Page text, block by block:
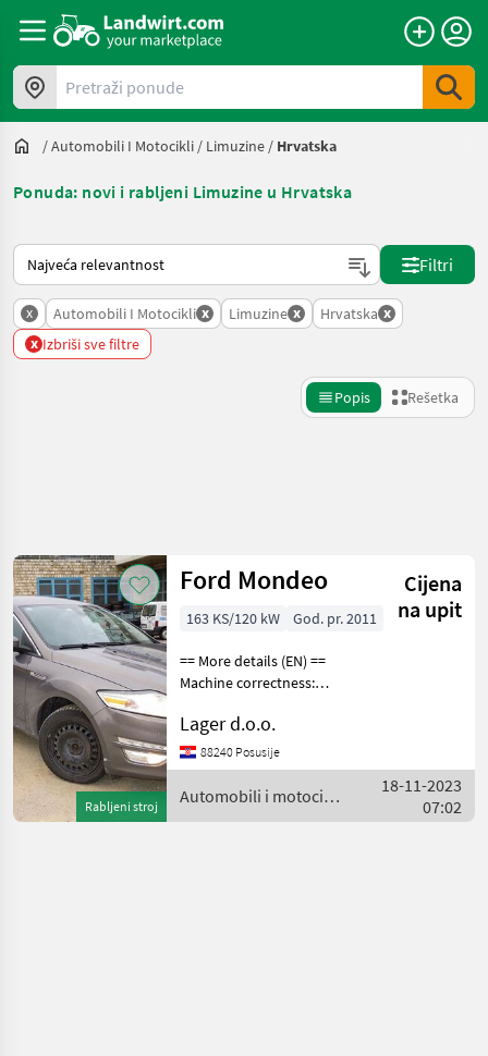
Pretraži ponude
/Automobili I Motocikli / Limuzine / Hrvatska
Ponuda: novi i rabljeni Limuzine u Hrvatska
Tako se sortira na Landwirt.com
Filtri
x Automobili I Motocikli x Limuzine x Hrvatska x
x Izbriši sve filtre
Popis Rešetka
Kategorija 3 Država Filtri
TRENUTNA
STAZA
Auto,
kamion,
moped
Automobili I
Motocikli
Limuzine
Poništi
Prikaži 1
rezultata
Rabljeni stroj
Ford Mondeo
Cijena
na upit
163 KS/120 kW God. pr. 2011
== More details (EN) ==
Machine correctness:
until: 23.12.2016 color - gray
with effect the date of first
registration 23/12/2011. regi
Lager d.o.o.
88240 Posusije
Automobili i motocikli
/ Ford
18-11-2023
07:02